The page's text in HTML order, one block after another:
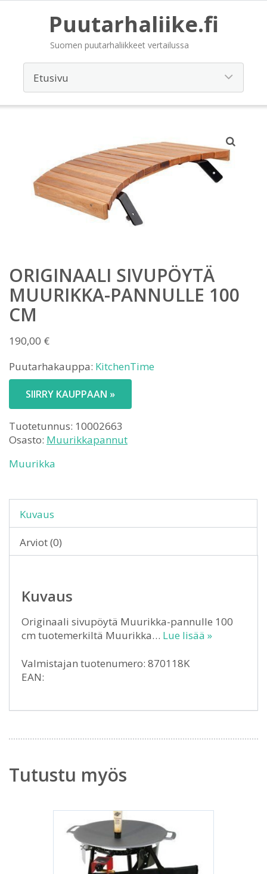
Puutarhaliike.fi
Suomen puutarhaliikkeet vertailussa
ORIGINAALI SIVUPÖYTÄ
MUURIKKA-PANNULLE 100
CM
190,00 €
Puutarhakauppa: KitchenTime
SIIRRY KAUPPAAN »
Tuotetunnus: 10002663
Osasto: Muurikkapannut
Muurikka
Kuvaus
Arviot (0)
Kuvaus
Originaali sivupöytä Muurikka-pannulle 100
cm tuotemerkiltä Muurikka… Lue lisää »
Valmistajan tuotenumero: 870118K
EAN:
Tutustu myös